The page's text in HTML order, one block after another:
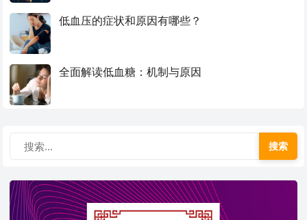
低血压的症状和原因有哪些？
全面解读低血糖：机制与原因
搜索